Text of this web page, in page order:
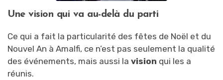
Une vision qui va au-delà du parti
Ce qui a fait la particularité des fêtes de Noël et du
Nouvel An à Amalfi, ce n’est pas seulement la qualité
des événements, mais aussi la vision qui les a
réunis.